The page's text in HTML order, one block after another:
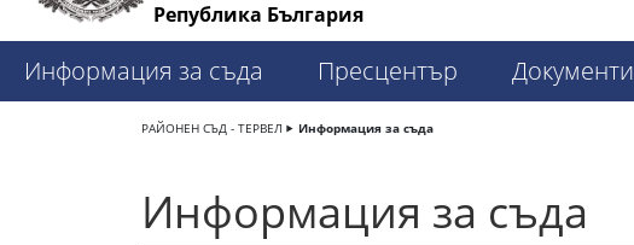
Република България
Информация за съда Пресцентър Документи
РАЙОНЕН СЪД - ТЕРВЕЛ Информация за съда
Информация за съда